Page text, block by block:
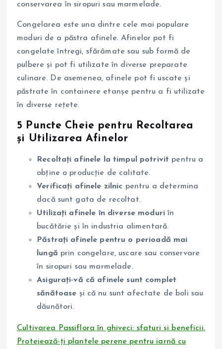
conservarea în siropuri sau marmelade.
Congelarea este una dintre cele mai populare
moduri de a păstra afinele. Afinelor pot fi
congelate întregi, sfărâmate sau sub formă de
pulbere și pot fi utilizate în diverse preparate
culinare. De asemenea, afinele pot fi uscate și
păstrate în containere etanșe pentru a fi utilizate
în diverse rețete.
5 Puncte Cheie pentru Recoltarea
și Utilizarea Afinelor
Recoltați afinele la timpul potrivit pentru a
obține o producție de calitate.
Verificați afinele zilnic pentru a determina
dacă sunt gata de recoltat.
Utilizați afinele în diverse moduri în
bucătărie și în industria alimentară.
Păstrați afinele pentru o perioadă mai
lungă prin congelare, uscare sau conservare
în siropuri sau marmelade.
Asigurați-vă că afinele sunt complet
sănătoase și că nu sunt afectate de boli sau
dăunători.
Cultivarea Passiflora în ghiveci: sfaturi și beneficii.
Protejează-ți plantele perene pentru iarnă cu